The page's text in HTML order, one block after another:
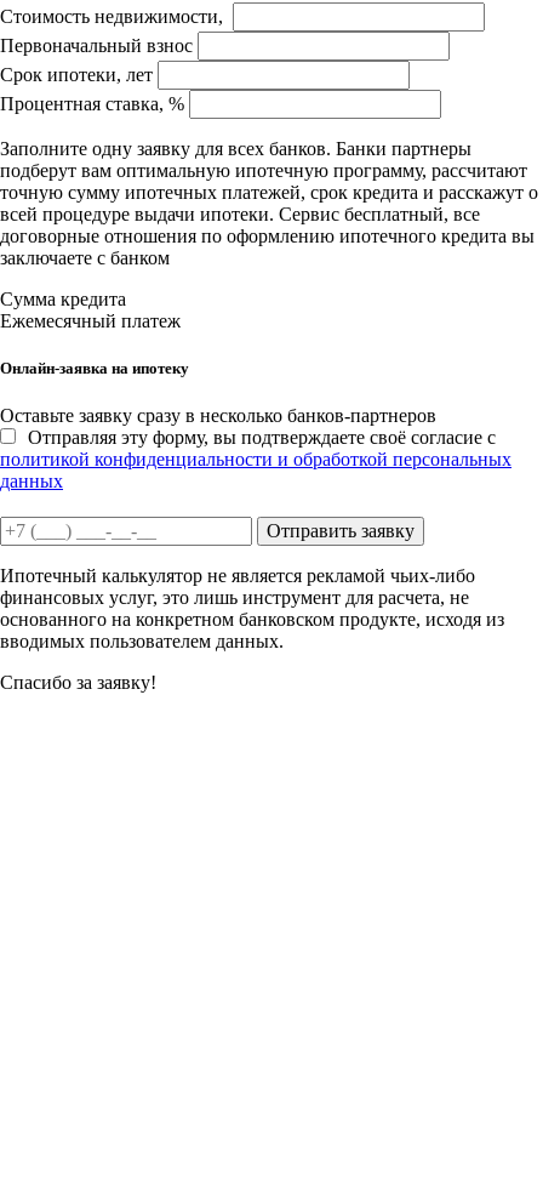
Стоимость недвижимости,
Первоначальный взнос
Срок ипотеки, лет
Процентная ставка, %
Заполните одну заявку для всех банков. Банки партнеры
подберут вам оптимальную ипотечную программу, рассчитают
точную сумму ипотечных платежей, срок кредита и расскажут о
всей процедуре выдачи ипотеки. Сервис бесплатный, все
договорные отношения по оформлению ипотечного кредита вы
заключаете с банком
Сумма кредита
Ежемесячный платеж
Онлайн-заявка на ипотеку
Оставьте заявку сразу в несколько банков-партнеров
Отправляя эту форму, вы подтверждаете своё согласие с
политикой конфиденциальности и обработкой персональных
данных
Отправить заявку
Ипотечный калькулятор не является рекламой чьих-либо
финансовых услуг, это лишь инструмент для расчета, не
основанного на конкретном банковском продукте, исходя из
вводимых пользователем данных.
Спасибо за заявку!